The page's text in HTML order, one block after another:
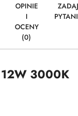
OPINIE
I
OCENY
(0)
12W 3000K